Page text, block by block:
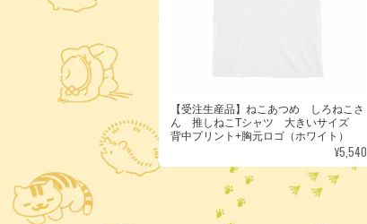
【受注生産品】ねこあつめ しろねこさ
ん 推しねこTシャツ 大きいサイズ
背中プリント+胸元ロゴ（ホワイト）
¥5,540